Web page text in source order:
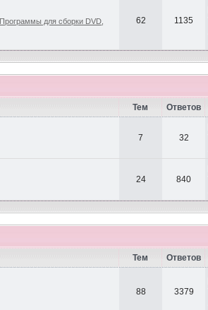
Программы для сборки DVD 62 1135
Тем Ответов
7 32
24 840
Тем Ответов
88 3379